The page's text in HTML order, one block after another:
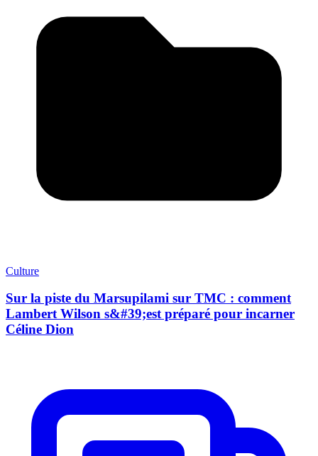
Culture
Sur la piste du Marsupilami sur TMC : comment
Lambert Wilson s&#39;est préparé pour incarner
Céline Dion